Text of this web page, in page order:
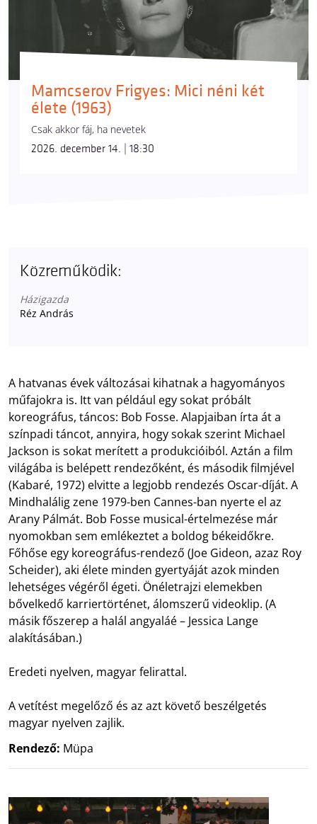
Mamcserov Frigyes: Mici néni két
élete (1963)
Csak akkor fáj, ha nevetek
2026. december 14. | 18:30
Közreműködik:
Házigazda
Réz András
A hatvanas évek változásai kihatnak a hagyományos
műfajokra is. Itt van például egy sokat próbált
koreográfus, táncos: Bob Fosse. Alapjaiban írta át a
színpadi táncot, annyira, hogy sokak szerint Michael
Jackson is sokat merített a produkcióiból. Aztán a film
világába is belépett rendezőként, és második filmjével
(Kabaré, 1972) elvitte a legjobb rendezés Oscar-díját. A
Mindhalálig zene 1979-ben Cannes-ban nyerte el az
Arany Pálmát. Bob Fosse musical-értelmezése már
nyomokban sem emlékeztet a boldog békeidőkre.
Főhőse egy koreográfus-rendező (Joe Gideon, azaz Roy
Scheider), aki élete minden gyertyáját azok minden
lehetséges végéről égeti. Önéletrajzi elemekben
bővelkedő karriertörténet, álomszerű videoklip. (A
másik főszerep a halál angyaláé – Jessica Lange
alakításában.)
Eredeti nyelven, magyar felirattal.
A vetítést megelőző és az azt követő beszélgetés
magyar nyelven zajlik.
Rendező: Müpa